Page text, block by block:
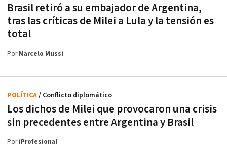
Brasil retiró a su embajador de Argentina,
tras las críticas de Milei a Lula y la tensión es
total
PorMarcelo Mussi
Los dichos de Milei que provocaron una crisis
sin precedentes entre Argentina y Brasil
POLÍTICA/ Conflicto diplomático
PoriProfesional